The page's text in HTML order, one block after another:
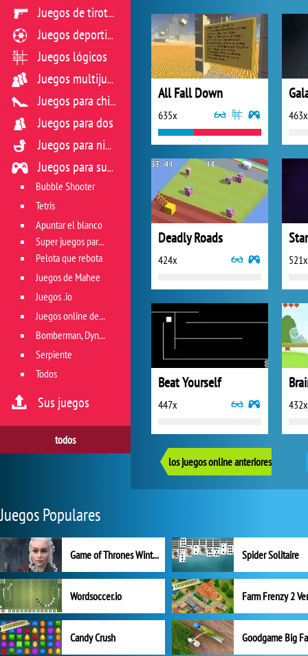
All Fall Down
635x 463x
Deadly Roads
424x 521x
Beat Yourself
447x 432x
los juegos online anteriores
Juegos de tiroteo
Juegos deportivos
Juegos lógicos
Juegos multijugador
Juegos para chicas
Juegos para dos
Juegos para niños
Juegos para sus reflejos
Bubble Shooter
Tetris
Apuntar el blanco
Super juegos para reflejos
Pelota que rebota
Juegos de Mahee
Juegos .io
Juegos online de géneros múltiples
Bomberman, Dyna Blaster y Pacman
Serpiente
Todos
Sus juegos
todos
Juegos Populares
Game of Thrones Winter is Coming Spider Solitaire
Wordsoccer.io
Candy Crush Goodgame Big